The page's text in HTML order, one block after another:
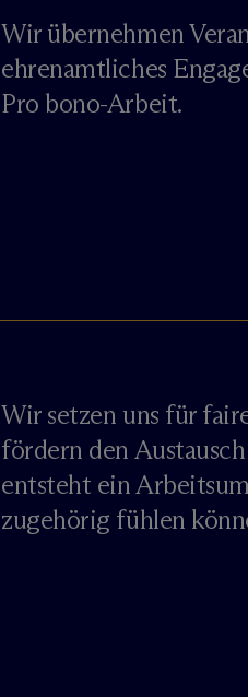
Wir übernehmen
ehrenamtliches
Pro bono-Arbeit.
Wir setzen uns für
fördern den
entsteht ein
zugehörig fühlen